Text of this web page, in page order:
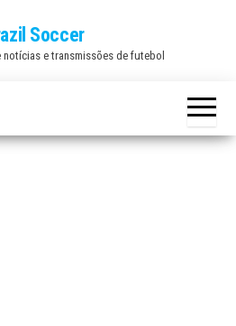
Soccer
e transmissões de futebol